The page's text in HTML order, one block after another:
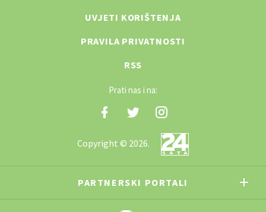
UVJETI KORIŠTENJA
PRAVILA PRIVATNOSTI
RSS
Prati nas i na:
Copyright © 2026.
PARTNERSKI PORTALI